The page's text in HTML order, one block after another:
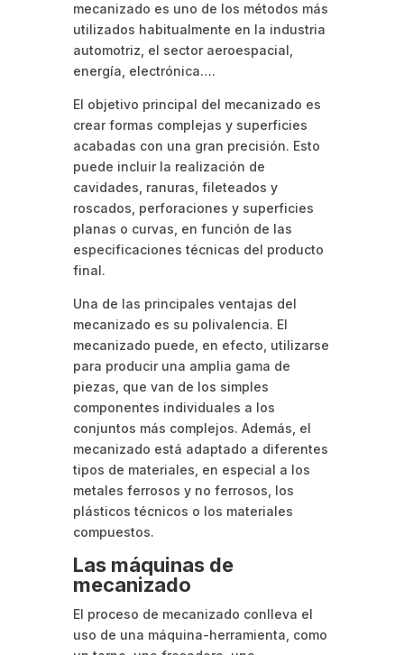
mecanizado es uno de los métodos más
utilizados habitualmente en la industria
automotriz, el sector aeroespacial,
energía, electrónica….
El objetivo principal del mecanizado es
crear formas complejas y superficies
acabadas con una gran precisión. Esto
puede incluir la realización de
cavidades, ranuras, fileteados y
roscados, perforaciones y superficies
planas o curvas, en función de las
especificaciones técnicas del producto
final.
Una de las principales ventajas del
mecanizado es su polivalencia. El
mecanizado puede, en efecto, utilizarse
para producir una amplia gama de
piezas, que van de los simples
componentes individuales a los
conjuntos más complejos. Además, el
mecanizado está adaptado a diferentes
tipos de materiales, en especial a los
metales ferrosos y no ferrosos, los
plásticos técnicos o los materiales
compuestos.
Las máquinas de
mecanizado
El proceso de mecanizado conlleva el
uso de una máquina-herramienta, como